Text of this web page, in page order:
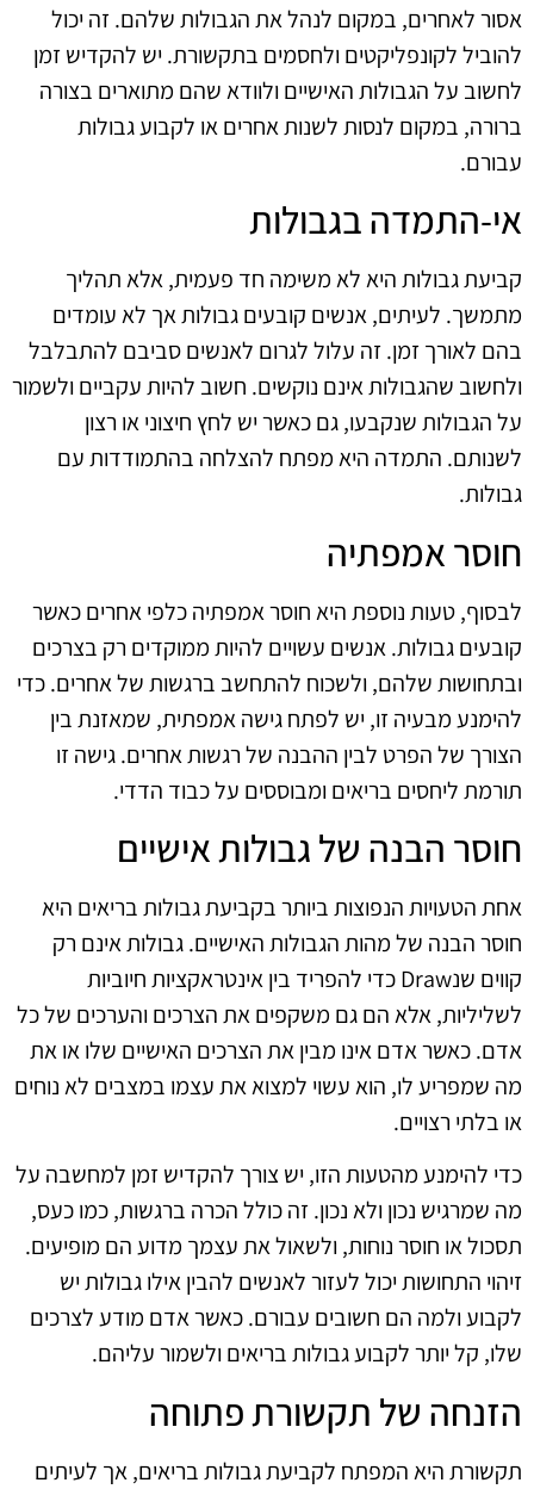
אסור לאחרים, במקום לנהל את הגבולות שלהם. זה יכול
להוביל לקונפליקטים ולחסמים בתקשורת. יש להקדיש זמן
לחשוב על הגבולות האישיים ולוודא שהם מתוארים בצורה
ברורה, במקום לנסות לשנות אחרים או לקבוע גבולות
עבורם.
אי-התמדה בגבולות
קביעת גבולות היא לא משימה חד פעמית, אלא תהליך
מתמשך. לעיתים, אנשים קובעים גבולות אך לא עומדים
בהם לאורך זמן. זה עלול לגרום לאנשים סביבם להתבלבל
ולחשוב שהגבולות אינם נוקשים. חשוב להיות עקביים ולשמור
על הגבולות שנקבעו, גם כאשר יש לחץ חיצוני או רצון
לשנותם. התמדה היא מפתח להצלחה בהתמודדות עם
גבולות.
חוסר אמפתיה
לבסוף, טעות נוספת היא חוסר אמפתיה כלפי אחרים כאשר
קובעים גבולות. אנשים עשויים להיות ממוקדים רק בצרכים
ובתחושות שלהם, ולשכוח להתחשב ברגשות של אחרים. כדי
להימנע מבעיה זו, יש לפתח גישה אמפתית, שמאזנת בין
הצורך של הפרט לבין ההבנה של רגשות אחרים. גישה זו
תורמת ליחסים בריאים ומבוססים על כבוד הדדי.
חוסר הבנה של גבולות אישיים
אחת הטעויות הנפוצות ביותר בקביעת גבולות בריאים היא
חוסר הבנה של מהות הגבולות האישיים. גבולות אינם רק
קווים שנDraw כדי להפריד בין אינטראקציות חיוביות
לשליליות, אלא הם גם משקפים את הצרכים והערכים של כל
אדם. כאשר אדם אינו מבין את הצרכים האישיים שלו או את
מה שמפריע לו, הוא עשוי למצוא את עצמו במצבים לא נוחים
או בלתי רצויים.
כדי להימנע מהטעות הזו, יש צורך להקדיש זמן למחשבה על
מה שמרגיש נכון ולא נכון. זה כולל הכרה ברגשות, כמו כעס,
תסכול או חוסר נוחות, ולשאול את עצמך מדוע הם מופיעים.
זיהוי התחושות יכול לעזור לאנשים להבין אילו גבולות יש
לקבוע ולמה הם חשובים עבורם. כאשר אדם מודע לצרכים
שלו, קל יותר לקבוע גבולות בריאים ולשמור עליהם.
הזנחה של תקשורת פתוחה
תקשורת היא המפתח לקביעת גבולות בריאים, אך לעיתים